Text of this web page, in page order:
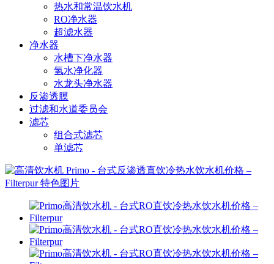
热水和常温饮水机
RO净水器
超滤水器
净水器
水槽下净水器
氢水净化器
水龙头净水器
反渗透膜
过滤和水道委员会
滤芯
组合式滤芯
单滤芯